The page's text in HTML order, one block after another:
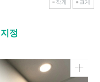
작게 크게
정